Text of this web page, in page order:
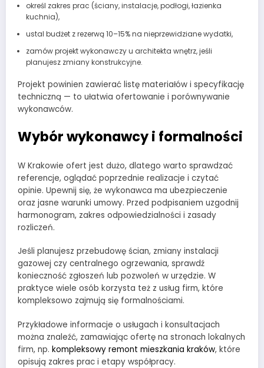
określ zakres prac (ściany, instalacje, podłogi, łazienka
kuchnia),
ustal budżet z rezerwą 10–15% na nieprzewidziane wydatki,
zamów projekt wykonawczy u architekta wnętrz, jeśli
planujesz zmiany konstrukcyjne.
Projekt powinien zawierać listę materiałów i specyfikację
techniczną — to ułatwia ofertowanie i porównywanie
wykonawców.
Wybór wykonawcy i formalności
W Krakowie ofert jest dużo, dlatego warto sprawdzać
referencje, oglądać poprzednie realizacje i czytać
opinie. Upewnij się, że wykonawca ma ubezpieczenie
oraz jasne warunki umowy. Przed podpisaniem uzgodnij
harmonogram, zakres odpowiedzialności i zasady
rozliczeń.
Jeśli planujesz przebudowę ścian, zmiany instalacji
gazowej czy centralnego ogrzewania, sprawdź
konieczność zgłoszeń lub pozwoleń w urzędzie. W
praktyce wiele osób korzysta też z usług firm, które
kompleksowo zajmują się formalnościami.
Przykładowe informacje o usługach i konsultacjach
można znaleźć, zamawiając ofertę na stronach lokalnych
firm, np. kompleksowy remont mieszkania kraków, które
opisują zakres prac i etapy współpracy.